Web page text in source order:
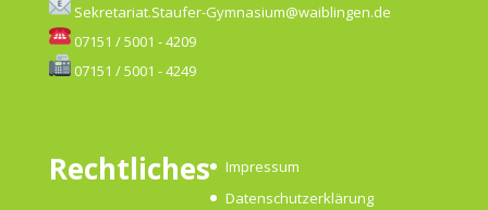
Sekretariat.Staufer-Gymnasium@waiblingen.de
07151 / 5001 - 4209
07151 / 5001 - 4249
Rechtliches
Impressum
Datenschutzerklärung